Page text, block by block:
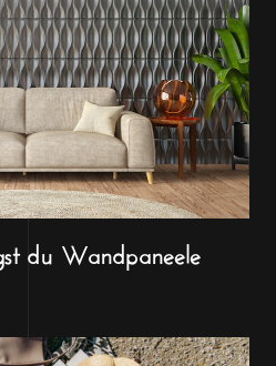
du Wandpaneele